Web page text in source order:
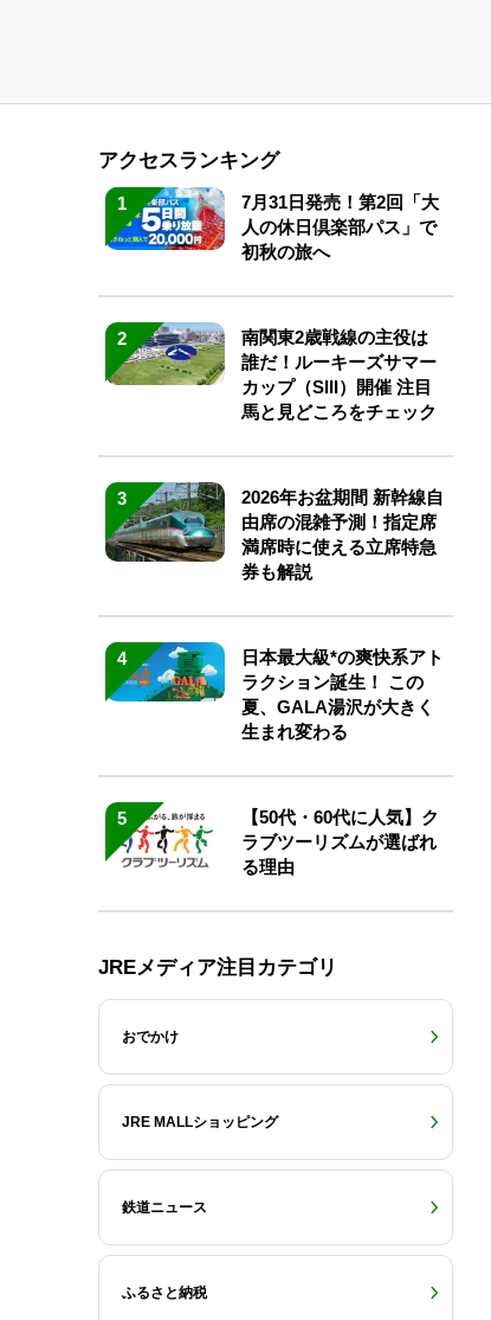
アクセスランキング
1
7月31日発売！第2回「大
人の休日倶楽部パス」で
初秋の旅へ
2
南関東2歳戦線の主役は
誰だ！ルーキーズサマー
カップ（SIII）開催 注目
馬と見どころをチェック
3
2026年お盆期間 新幹線自
由席の混雑予測！指定席
満席時に使える立席特急
券も解説
4
日本最大級*の爽快系アト
ラクション誕生！ この
夏、GALA湯沢が大きく
生まれ変わる
5
【50代・60代に人気】ク
ラブツーリズムが選ばれ
る理由
JREメディア注目カテゴリ
おでかけ
JRE MALLショッピング
鉄道ニュース
ふるさと納税